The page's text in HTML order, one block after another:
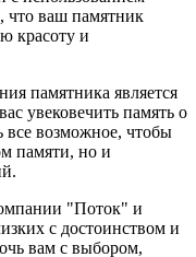
что ваш памятник
красоту и
памятника является
увековечить память о
все возможное, чтобы
памяти, но и
"Поток" и
с достоинством и
вам с выбором,